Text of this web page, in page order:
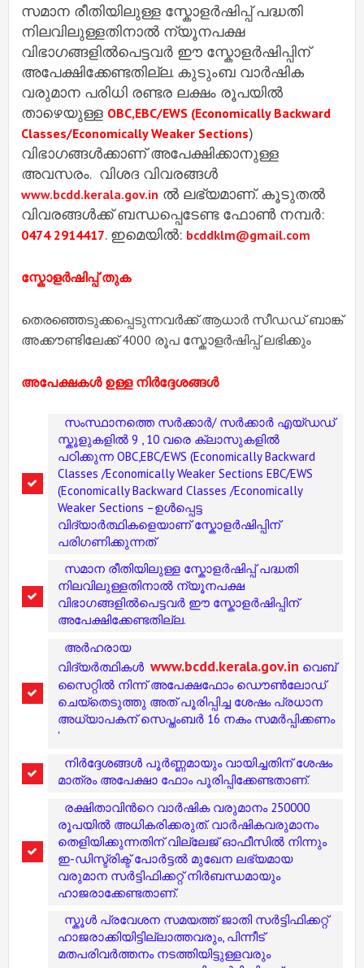
സമാന രീതിയിലുള്ള സ്കോളര്‍ഷിപ്പ് പദ്ധതി
നിലവിലുള്ളതിനാല്‍ ന്യൂനപക്ഷ
വിഭാഗങ്ങളില്‍പെട്ടവര്‍ ഈ സ്കോളര്‍ഷിപ്പിന്
അപേക്ഷിക്കേണ്ടതില്ല. കുടുംബ വാര്‍ഷിക
വരുമാന പരിധി രണ്ടര ലക്ഷം രൂപയില്‍
താഴെയുള്ള OBC,EBC/EWS (Economically Backward
Classes/Economically Weaker Sections)
വിഭാഗങ്ങള്‍ക്കാണ് അപേക്ഷിക്കാനുള്ള
അവസരം. വിശദ വിവരങ്ങൾ
www.bcdd.kerala.gov.in ൽ ലഭ്യമാണ്. കൂടുതൽ
വിവരങ്ങൾക്ക് ബന്ധപ്പെടേണ്ട ഫോൺ നമ്പർ:
0474 2914417. ഇമെയിൽ: bcddklm@gmail.com
സ്കോളർഷിപ്പ് തുക
തെരഞ്ഞെടുക്കപ്പെടുന്നവർക്ക് ആധാർ സീഡഡ് ബാങ്ക്
അക്കൗണ്ടിലേക്ക് 4000 രൂപ സ്കോളർഷിപ്പ് ലഭിക്കും
അപേക്ഷകൾ ഉള്ള നിർദ്ദേശങ്ങൾ
സംസ്ഥാനത്തെ സർക്കാർ/ സർക്കാർ എയ്ഡഡ്
സ്കൂളുകളിൽ 9 , 10 വരെ ക്ലാസുകളിൽ
പഠിക്കുന്ന OBC,EBC/EWS (Economically Backward
Classes /Economically Weaker Sections EBC/EWS
(Economically Backward Classes /Economically
Weaker Sections –ഉൾപ്പെട്ട
വിദ്യാർത്ഥികളെയാണ് സ്കോളർഷിപ്പിന്
പരിഗണിക്കുന്നത്
സമാന രീതിയിലുള്ള സ്കോളര്‍ഷിപ്പ് പദ്ധതി
നിലവിലുള്ളതിനാല്‍ ന്യൂനപക്ഷ
വിഭാഗങ്ങളില്‍പെട്ടവര്‍ ഈ സ്കോളര്‍ഷിപ്പിന്
അപേക്ഷിക്കേണ്ടതില്ല.
അർഹരായ
വിദ്യർത്ഥികൾ www.bcdd.kerala.gov.in വെബ്‌
സൈറ്റിൽ നിന്ന് അപേക്ഷഫോം ഡൌൺലോഡ്
ചെയ്തെടുത്തു അത് പൂരിപ്പിച്ച ശേഷം പ്രധാന
അധ്യാപകന് സെപ്തംബർ 16 നകം സമർപ്പിക്കണം
'
നിർദ്ദേശങ്ങൾ പൂർണ്ണമായും വായിച്ചതിന് ശേഷം
മാത്രം അപേക്ഷാ ഫോം പൂരിപ്പിക്കേണ്ടതാണ്.
രക്ഷിതാവിൻറെ വാർഷിക വരുമാനം 250000
രൂപയിൽ അധികരിക്കരുത്. വാർഷികവരുമാനം
തെളിയിക്കുന്നതിന് വില്ലേജ് ഓഫീസിൽ നിന്നും
ഇ-ഡിസ്ട്രിക്ട് പോർട്ടൽ മുഖേന ലഭ്യമായ
വരുമാന സർട്ടിഫിക്കറ്റ് നിർബന്ധമായും
ഹാജരാക്കേണ്ടതാണ്.
സ്കൂൾ പ്രവേശന സമയത്ത് ജാതി സർട്ടിഫിക്കറ്റ്
ഹാജരാക്കിയിട്ടില്ലാത്തവരും, പിന്നീട്
മതപരിവർത്തനം നടത്തിയിട്ടുള്ളവരും